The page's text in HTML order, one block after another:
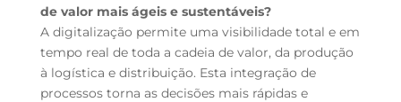
de valor mais ágeis e sustentáveis?
A digitalização permite uma visibilidade total e em
tempo real de toda a cadeia de valor, da produção
à logística e distribuição. Esta integração de
processos torna as decisões mais rápidas e